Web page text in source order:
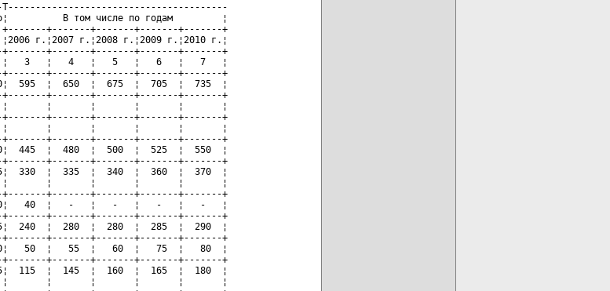
В том числе по годам         ¦
+-------+-------+-------+-------+-------+
г.¦2007 г.¦2008 г.¦2009 г.¦2010 г.¦
+-------+-------+-------+-------+
3   ¦   4   ¦   5   ¦   6   ¦   7   ¦
+-------+-------+-------+-------+
595  ¦  650  ¦  675  ¦  705  ¦  735  ¦
+-------+-------+-------+-------+-------+
¦       ¦       ¦       ¦       ¦       ¦
+-------+-------+-------+-------+
¦       ¦       ¦       ¦       ¦       ¦
+-------+-------+-------+-------+-------+
¦  480  ¦  500  ¦  525  ¦  550  ¦
+-------+-------+-------+-------+
330  ¦  335  ¦  340  ¦  360  ¦  370  ¦
¦       ¦       ¦       ¦       ¦       ¦
+-------+-------+-------+-------+
40  ¦   -   ¦   -   ¦   -   ¦   -   ¦
+-------+-------+-------+-------+
240  ¦  280  ¦  280  ¦  285  ¦  290  ¦
+-------+-------+-------+-------+
50  ¦   55  ¦   60  ¦   75  ¦   80  ¦
+-------+-------+-------+-------+
115  ¦  145  ¦  160  ¦  165  ¦  180  ¦
¦       ¦       ¦       ¦       ¦       ¦